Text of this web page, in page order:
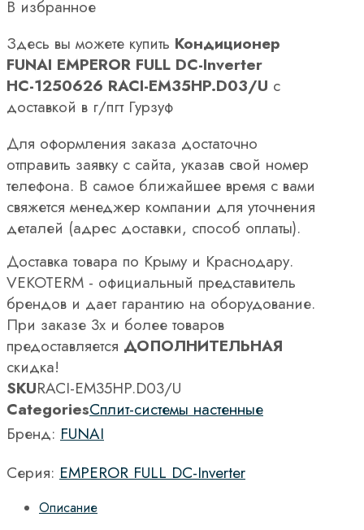
В избранное
Здесь вы можете купить Кондиционер
FUNAI EMPEROR FULL DC-Inverter
НС-1250626 RACI-EM35HP.D03/U с
доставкой в г/пгт Гурзуф
Для оформления заказа достаточно
отправить заявку с сайта, указав свой номер
телефона. В самое ближайшее время с вами
свяжется менеджер компании для уточнения
деталей (адрес доставки, способ оплаты).
Доставка товара по Крыму и Краснодару.
VEKOTERM - официальный представитель
брендов и дает гарантию на оборудование.
При заказе 3х и более товаров
предоставляется ДОПОЛНИТЕЛЬНАЯ
скидка!
SKURACI-EM35HP.D03/U
CategoriesСплит-системы настенные
Бренд: FUNAI
Серия: EMPEROR FULL DC-Inverter
Описание